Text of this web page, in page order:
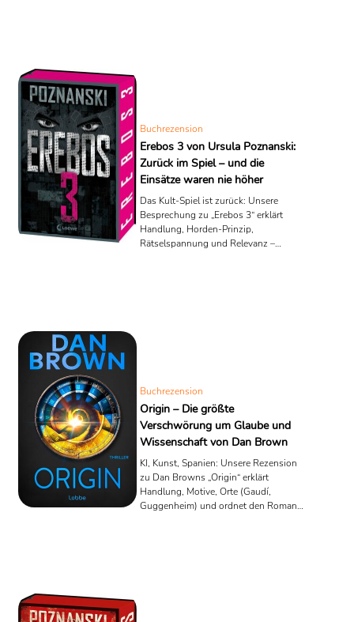
Buchrezension
Erebos 3 von Ursula Poznanski:
Zurück im Spiel – und die
Einsätze waren nie höher
Das Kult-Spiel ist zurück: Unsere
Besprechung zu „Erebos 3“ erklärt
Handlung, Horden-Prinzip,
Rätselspannung und Relevanz –
Buchrezension
Origin – Die größte
Verschwörung um Glaube und
Wissenschaft von Dan Brown
KI, Kunst, Spanien: Unsere Rezension
zu Dan Browns „Origin“ erklärt
Handlung, Motive, Orte (Gaudí,
Guggenheim) und ordnet den Roman